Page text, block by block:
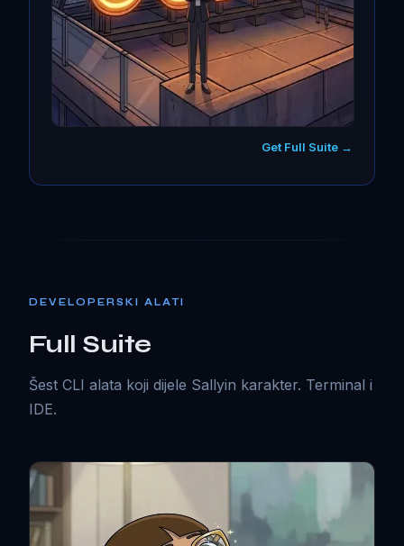
Get Full Suite →
DEVELOPERSKI ALATI
Full Suite
Šest CLI alata koji dijele Sallyin karakter. Terminal i
IDE.